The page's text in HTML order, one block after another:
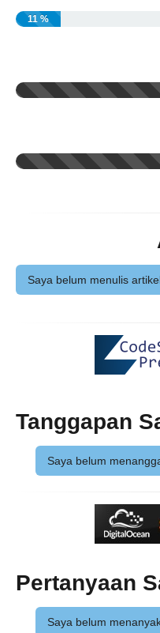
11 %
Saya belum menulis
Tanggapan
Saya belum
Pertanyaan
Saya belum